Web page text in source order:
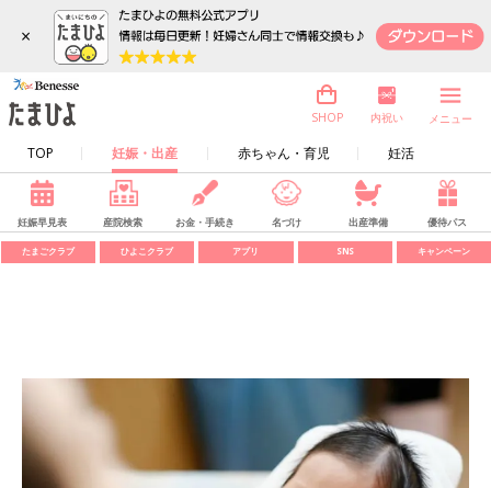
×
TOP 妊娠・出産 赤ちゃん・育児 妊活
SHOP 内祝い メニュー
妊娠早見表 産院検索 お金・手続き 名づけ 出産準備 優待パス
たまごクラブ ひよこクラブ アプリ SNS キャンペーン